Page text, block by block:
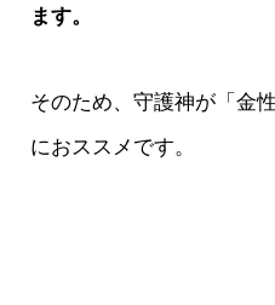
ます。
そのため、守護神が「金
におススメです。